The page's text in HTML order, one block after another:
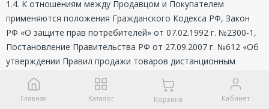
1.4. К отношениям между Продавцом и Покупателем
применяются положения Гражданского Кодекса РФ, Закон
РФ «О защите прав потребителей» от 07.02.1992 г. №2300-1,
Постановление Правительства РФ от 27.09.2007 г. №612 «Об
утверждении Правил продажи товаров дистанционным
способом» и иные положения действующего
законодательства РФ.
Главная Каталог Корзина Кабинет